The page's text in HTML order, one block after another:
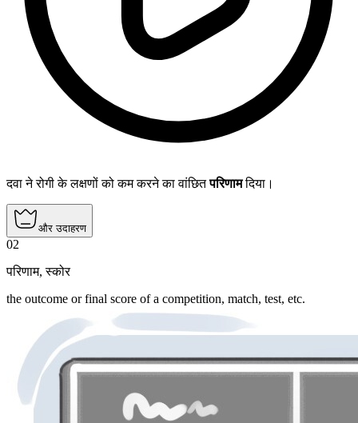
दवा ने रोगी के लक्षणों को कम करने का वांछितपरिणामदिया।
और उदाहरण
02
परिणाम,स्कोर
the outcome or final score of a competition, match, test, etc.